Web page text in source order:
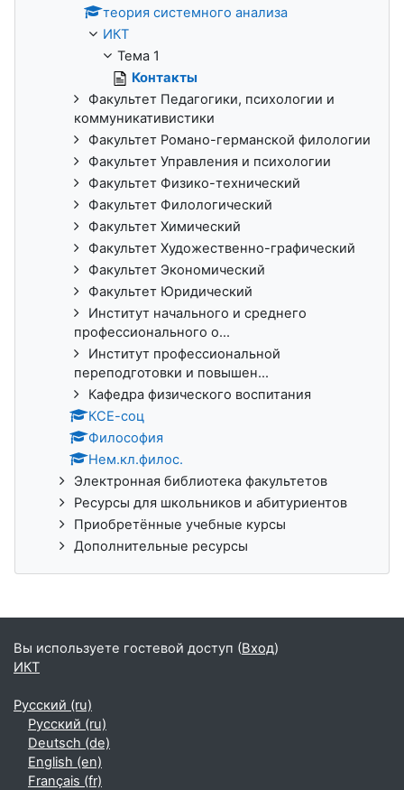
теория системного анализа
ИКТ
Тема 1
Контакты
Факультет Педагогики, психологии и
коммуникативистики
Факультет Романо-германской филологии
Факультет Управления и психологии
Факультет Физико-технический
Факультет Филологический
Факультет Химический
Факультет Художественно-графический
Факультет Экономический
Факультет Юридический
Институт начального и среднего
профессионального о...
Институт профессиональной
переподготовки и повышен...
Кафедра физического воспитания
КСЕ-соц
Философия
Нем.кл.филос.
Электронная библиотека факультетов
Ресурсы для школьников и абитуриентов
Приобретённые учебные курсы
Дополнительные ресурсы
Вы используете гостевой доступ (Вход)
ИКТ
Русский ‎(ru)‎
Русский ‎(ru)‎
Deutsch ‎(de)‎
English ‎(en)‎
Français ‎(fr)‎